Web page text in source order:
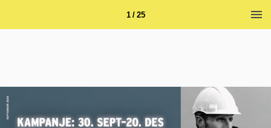
1 / 25